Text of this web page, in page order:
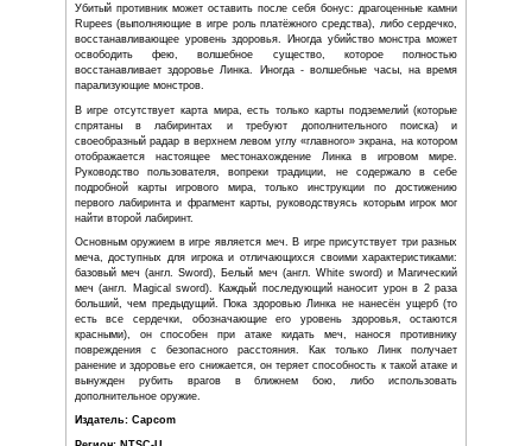
«вспомогательном», переключение между
нажатием кнопки «Start». На главном экране происходят
перемещение игрового персонажа по уровню, бои с
то время как вспомогательный экран отображает
момент дополнительное оружие.
Игровой мир показан в проекции «сверху-сбоку»,
персонажем по имени Линк (можно назначить
первоначально из снаряжения имеет только лёгкий
любое другое оружие, игрок получает возможность
начинает исследование мира.
Убитый противник может оставить после себя бонус:
Rupees (выполняющие в игре роль платёжного
восстанавливающее уровень здоровья. Иногда
освободить фею, волшебное существо,
восстанавливает здоровье Линка. Иногда -
парализующие монстров.
В игре отсутствует карта мира, есть только карты